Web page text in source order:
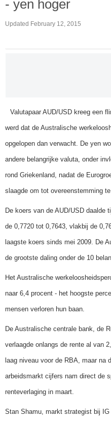
- yen hoger
Updated February 12, 2015
Valutapaar AUD/USD kreeg een
werd dat de Australische
opgelopen dan verwacht. De yen
andere belangrijke valuta, onder
rond Griekenland, nadat de
slaagde om tot overeenstemming
De koers van de AUD/USD daalde
de 0,7720 tot 0,7643, vlakbij de
laagste koers sinds mei 2009. De
de grootste daling onder de 10
Het Australische
naar 6,4 procent - het hoogste
mensen verloren hun baan.
De Australische centrale bank, de
verlaagde onlangs de rente al van
laag niveau voor de RBA, maar na
arbeidsmarkt cijfers nam direct de
renteverlaging in maart.
Stan Shamu, markt strategist bij